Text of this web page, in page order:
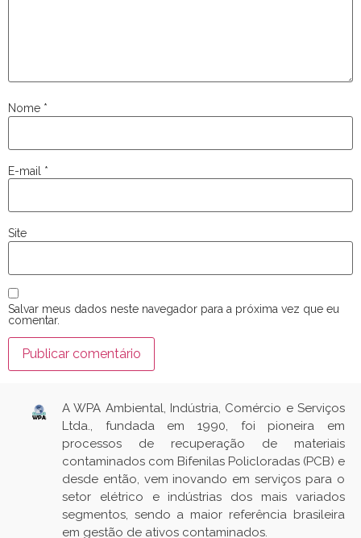
Nome *
E-mail *
Site
Salvar meus dados neste navegador para a próxima vez que eu
comentar.
A WPA Ambiental, Indústria, Comércio e Serviços
Ltda., fundada em 1990, foi pioneira em
processos de recuperação de materiais
contaminados com Bifenilas Policloradas (PCB) e
desde então, vem inovando em serviços para o
setor elétrico e indústrias dos mais variados
segmentos, sendo a maior referência brasileira
em gestão de ativos contaminados.